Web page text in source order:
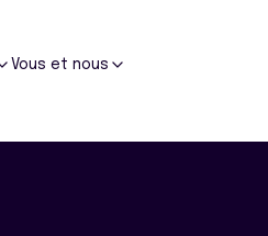
Vous et nous